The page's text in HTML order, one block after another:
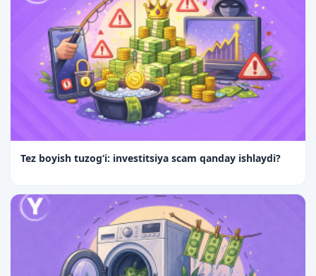
Tez boyish tuzog‘i: investitsiya scam qanday ishlaydi?